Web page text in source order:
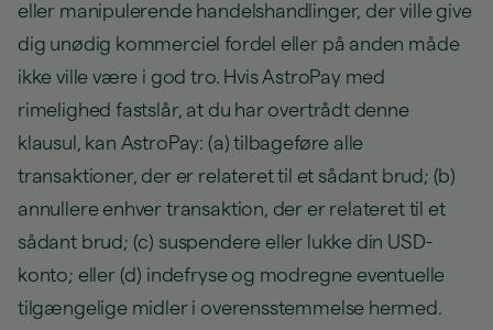
eller manipulerende handelshandlinger, der ville give
dig unødig kommerciel fordel eller på anden måde
ikke ville være i god tro. Hvis AstroPay med
rimelighed fastslår, at du har overtrådt denne
klausul, kan AstroPay: (a) tilbageføre alle
transaktioner, der er relateret til et sådant brud; (b)
annullere enhver transaktion, der er relateret til et
sådant brud; (c) suspendere eller lukke din USD-
konto; eller (d) indefryse og modregne eventuelle
tilgængelige midler i overensstemmelse hermed.